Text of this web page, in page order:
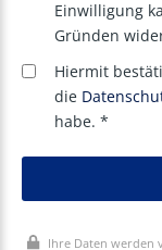
Einwilligung
Gründen
Hiermit
die
habe. *
Ihre Daten werden